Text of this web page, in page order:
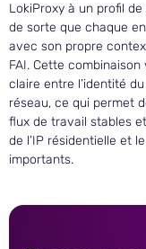
LokiProxy à un profil
de sorte que chaque
avec son propre
FAI. Cette
claire entre l’identité
réseau, ce qui permet
flux de travail stables
de l’IP résidentielle et
importants.